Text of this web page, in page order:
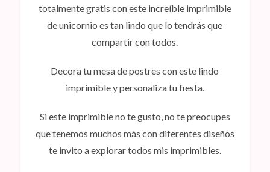
totalmente gratis con este increíble imprimible
de unicornio es tan lindo que lo tendrás que
compartir con todos.
Decora tu mesa de postres con este lindo
imprimible y personaliza tu fiesta.
Si este imprimible no te gusto, no te preocupes
que tenemos muchos más con diferentes diseños
te invito a explorar todos mis imprimibles.